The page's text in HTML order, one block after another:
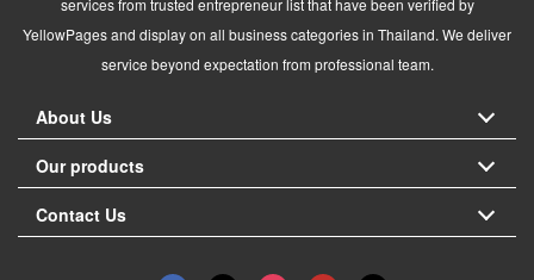
YellowPages and display on all business categories in Thailand. We deliver
service beyond expectation from professional team.
About Us
Our products
Contact Us